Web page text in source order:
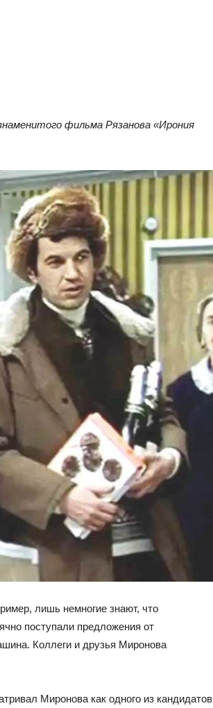
фильма Рязанова «Ирония
лишь немногие знают, что
поступали предложения от
Коллеги и друзья Миронова
Миронова как одного из кандидатов